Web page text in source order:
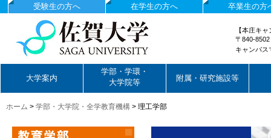
卒業生の方
在学生の方へ
受験生の方へ
国立大学法人佐賀大学
【本庄キ
〒840-
キャンパ
大学案内
学部・学環・
大学院等
附属・研究施設等
ホーム > 学部・大学院・全学教育機構 > 理工学部